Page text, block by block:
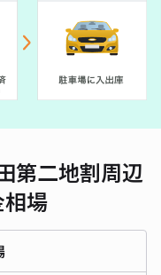
第二地割周辺
場